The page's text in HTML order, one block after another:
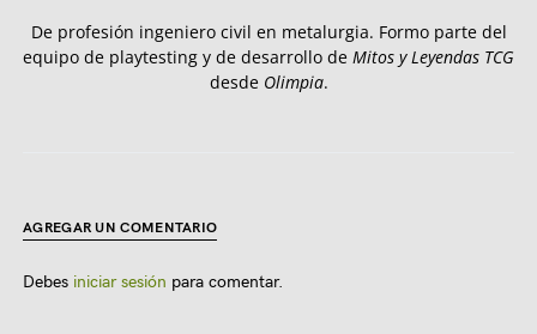
De profesión ingeniero civil en metalurgia. Formo parte del
equipo de playtesting y de desarrollo de Mitos y Leyendas TCG
desde Olimpia.
AGREGAR UN COMENTARIO
Debes iniciar sesión para comentar.